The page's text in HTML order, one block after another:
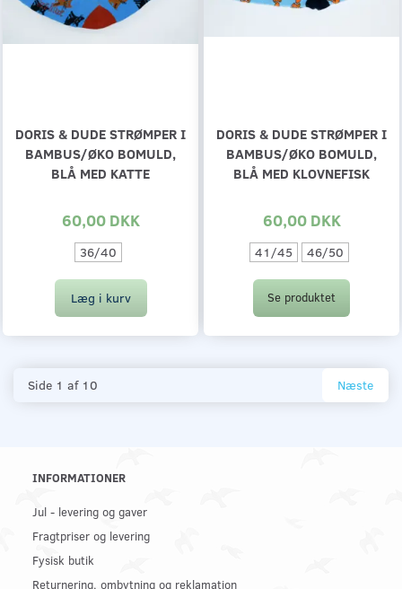
DORIS & DUDE STRØMPER I
BAMBUS/ØKO BOMULD,
BLÅ MED KATTE
60,00 DKK
36/40
Læg i kurv
DORIS & DUDE STRØMPER I
BAMBUS/ØKO BOMULD,
BLÅ MED KLOVNEFISK
60,00 DKK
41/45 46/50
Se produktet
Side 1 af 10 Næste
INFORMATIONER
Jul - levering og gaver
Fragtpriser og levering
Fysisk butik
Returnering, ombytning og reklamation